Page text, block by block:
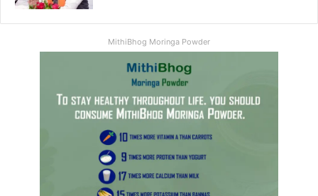
MithiBhog Moringa Powder